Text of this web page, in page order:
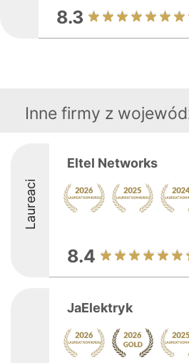
8.3
Inne firmy z
Laureaci
Eltel Networks
8.4
JaElektryk